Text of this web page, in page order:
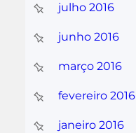
julho 2016
junho 2016
março 2016
fevereiro 2016
janeiro 2016